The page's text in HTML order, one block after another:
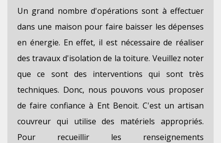
Un grand nombre d'opérations sont à effectuer
dans une maison pour faire baisser les dépenses
en énergie. En effet, il est nécessaire de réaliser
des travaux d'isolation de la toiture. Veuillez noter
que ce sont des interventions qui sont très
techniques. Donc, nous pouvons vous proposer
de faire confiance à Ent Benoit. C'est un artisan
couvreur qui utilise des matériels appropriés.
Pour recueillir les renseignements